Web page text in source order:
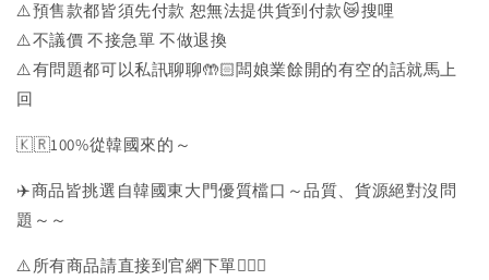
⚠️預售款都皆須先付款 恕無法提供貨到付款😿搜哩
⚠️不議價 不接急單 不做退換
⚠️有問題都可以私訊聊聊🤲🏻闆娘業餘開的有空的話就馬上
回
🇰🇷100%從韓國來的～
✈️商品皆挑選自韓國東大門優質檔口～品質、貨源絕對沒問
題～～
⚠️所有商品請直接到官網下單💁🏻‍♀️